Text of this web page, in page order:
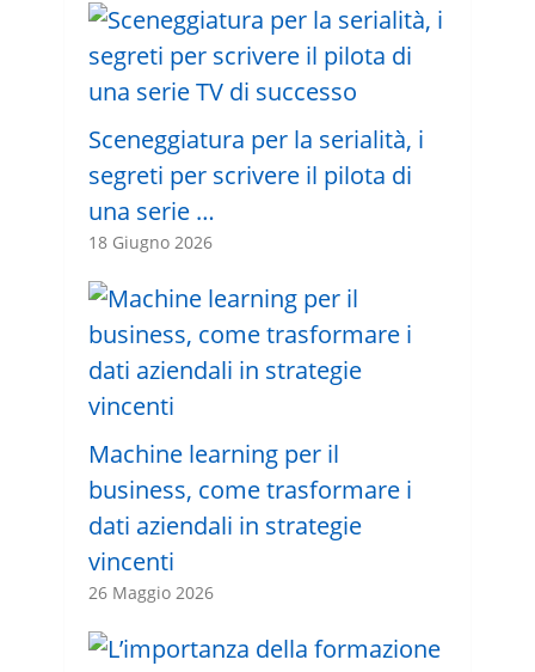
Sceneggiatura per la serialità, i
segreti per scrivere il pilota di
una serie …
18 Giugno 2026
Machine learning per il
business, come trasformare i
dati aziendali in strategie
vincenti
26 Maggio 2026